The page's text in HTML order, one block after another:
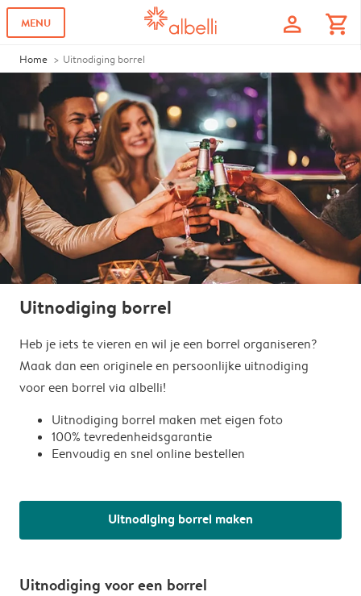
MENU profile shopping_cart
Home Uitnodiging borrel
Uitnodiging borrel
Heb je iets te vieren en wil je een borrel organiseren?
Maak dan een originele en persoonlijke uitnodiging
voor een borrel via albelli!
Uitnodiging borrel maken met eigen foto
100% tevredenheidsgarantie
Eenvoudig en snel online bestellen
Uitnodiging borrel maken
Uitnodiging voor een borrel